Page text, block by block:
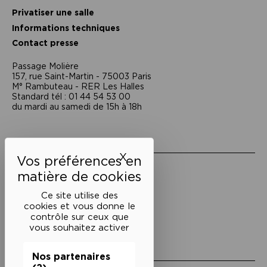
Ce site utilise des
cookies et vous donne le
contrôle sur ceux que
vous souhaitez activer
Nos partenaires
XMasquer le bandeau des
Privatiser une salle
Informations techniques
Contact presse
Passage Moliėre
157, rue Saint-Martin - 75003 Paris
M° Rambuteau - RER Les Halles
Standard tél : 01 44 54 53 00
du mardi au samedi de 15h à 18h
Mentions légales
Politique de confidentialité
Conditions générales de vente
Cookies
Restons en lien